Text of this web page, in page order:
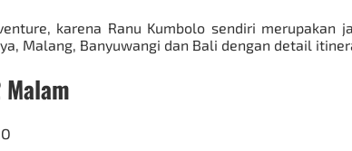
karena Ranu Kumbolo sendiri merupakan
Malang, Banyuwangi dan Bali dengan detail